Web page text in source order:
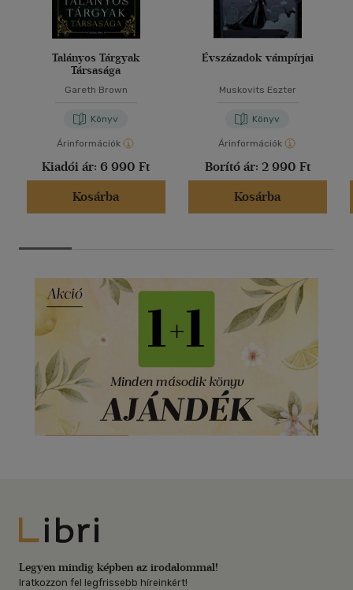
Talányos Tárgyak
Társasága
Gareth Brown
Könyv
Árinformációk
Kiadói ár: 6 990 Ft
Kosárba
Évszázadok vámpírjai
Muskovits Eszter
Könyv
Árinformációk
Borító ár: 2 990 Ft
Kosárba
Libri
Legyen mindig képben az irodalommal!
Iratkozzon fel legfrissebb híreinkért!